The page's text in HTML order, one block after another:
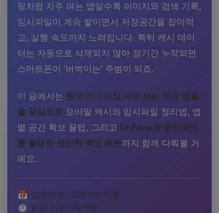
팡처럼 자주 여는 앱일수록 이미지와 검색 기록,
임시파일이 계속 쌓이면서 저장공간을 잡아먹
고, 실행 속도까지 느려집니다. 특히 캐시 데이
터는 자동으로 삭제되지 않아 장기간 누적되면
스마트폰이 '버벅이는' 주범이 되죠.
이 글에서는 한국인이 가장 자주 쓰는 주요 앱들
을 중심으로 모바일 캐시와 임시파일 정리법, 앱
별 공간 확보 꿀팁, 그리고 Dr.Fone과 클라우드
를 활용한 안전한 백업 루틴까지 함께 다뤄볼 거
예요.
📅 업데이트: 2025년 11월
⏱️ 읽는 시간: 약 5분